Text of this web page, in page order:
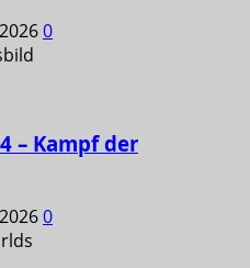
0
– Kampf der
0